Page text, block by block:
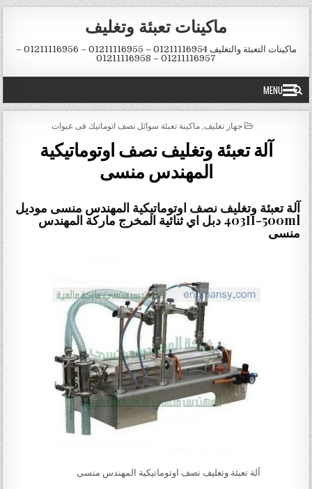
Skip to content
ماكينات تعبئة وتغليف
ماكينات التعبئة والتغليف 01211116954 – 01211116955 – 01211116956 –
01211116957 – 01211116958
MENU
POSTED IN
جهاز تغليف ماكينة تعبئة سوائل نصف اتوماتيك فى عبوات
آلة تعبئة وتغليف نصف اوتوماتيكية
المهندس منسى
آلة تعبئة وتغليف نصف اوتوماتيكية المهندس منسى موديل
403II-500ml دبل اي ثنائية المخرج ماركة المهندس
منسى
آلة تعبئة وتغليف نصف اوتوماتيكية المهندس منسى